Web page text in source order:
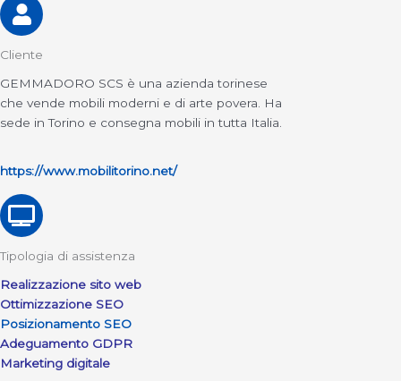
Cliente
GEMMADORO SCS è una azienda torinese
che vende mobili moderni e di arte povera. Ha
sede in Torino e consegna mobili in tutta Italia.
https://www.mobilitorino.net/
Tipologia di assistenza
Realizzazione sito web
Ottimizzazione SEO
Posizionamento SEO
Adeguamento GDPR
Marketing digitale